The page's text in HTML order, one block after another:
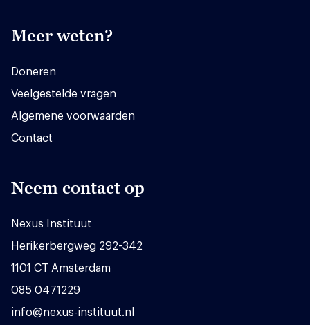
Meer weten?
Doneren
Veelgestelde vragen
Algemene voorwaarden
Contact
Neem contact op
Nexus Instituut
Herikerbergweg 292-342
1101 CT Amsterdam
085 0471229
info@nexus-instituut.nl